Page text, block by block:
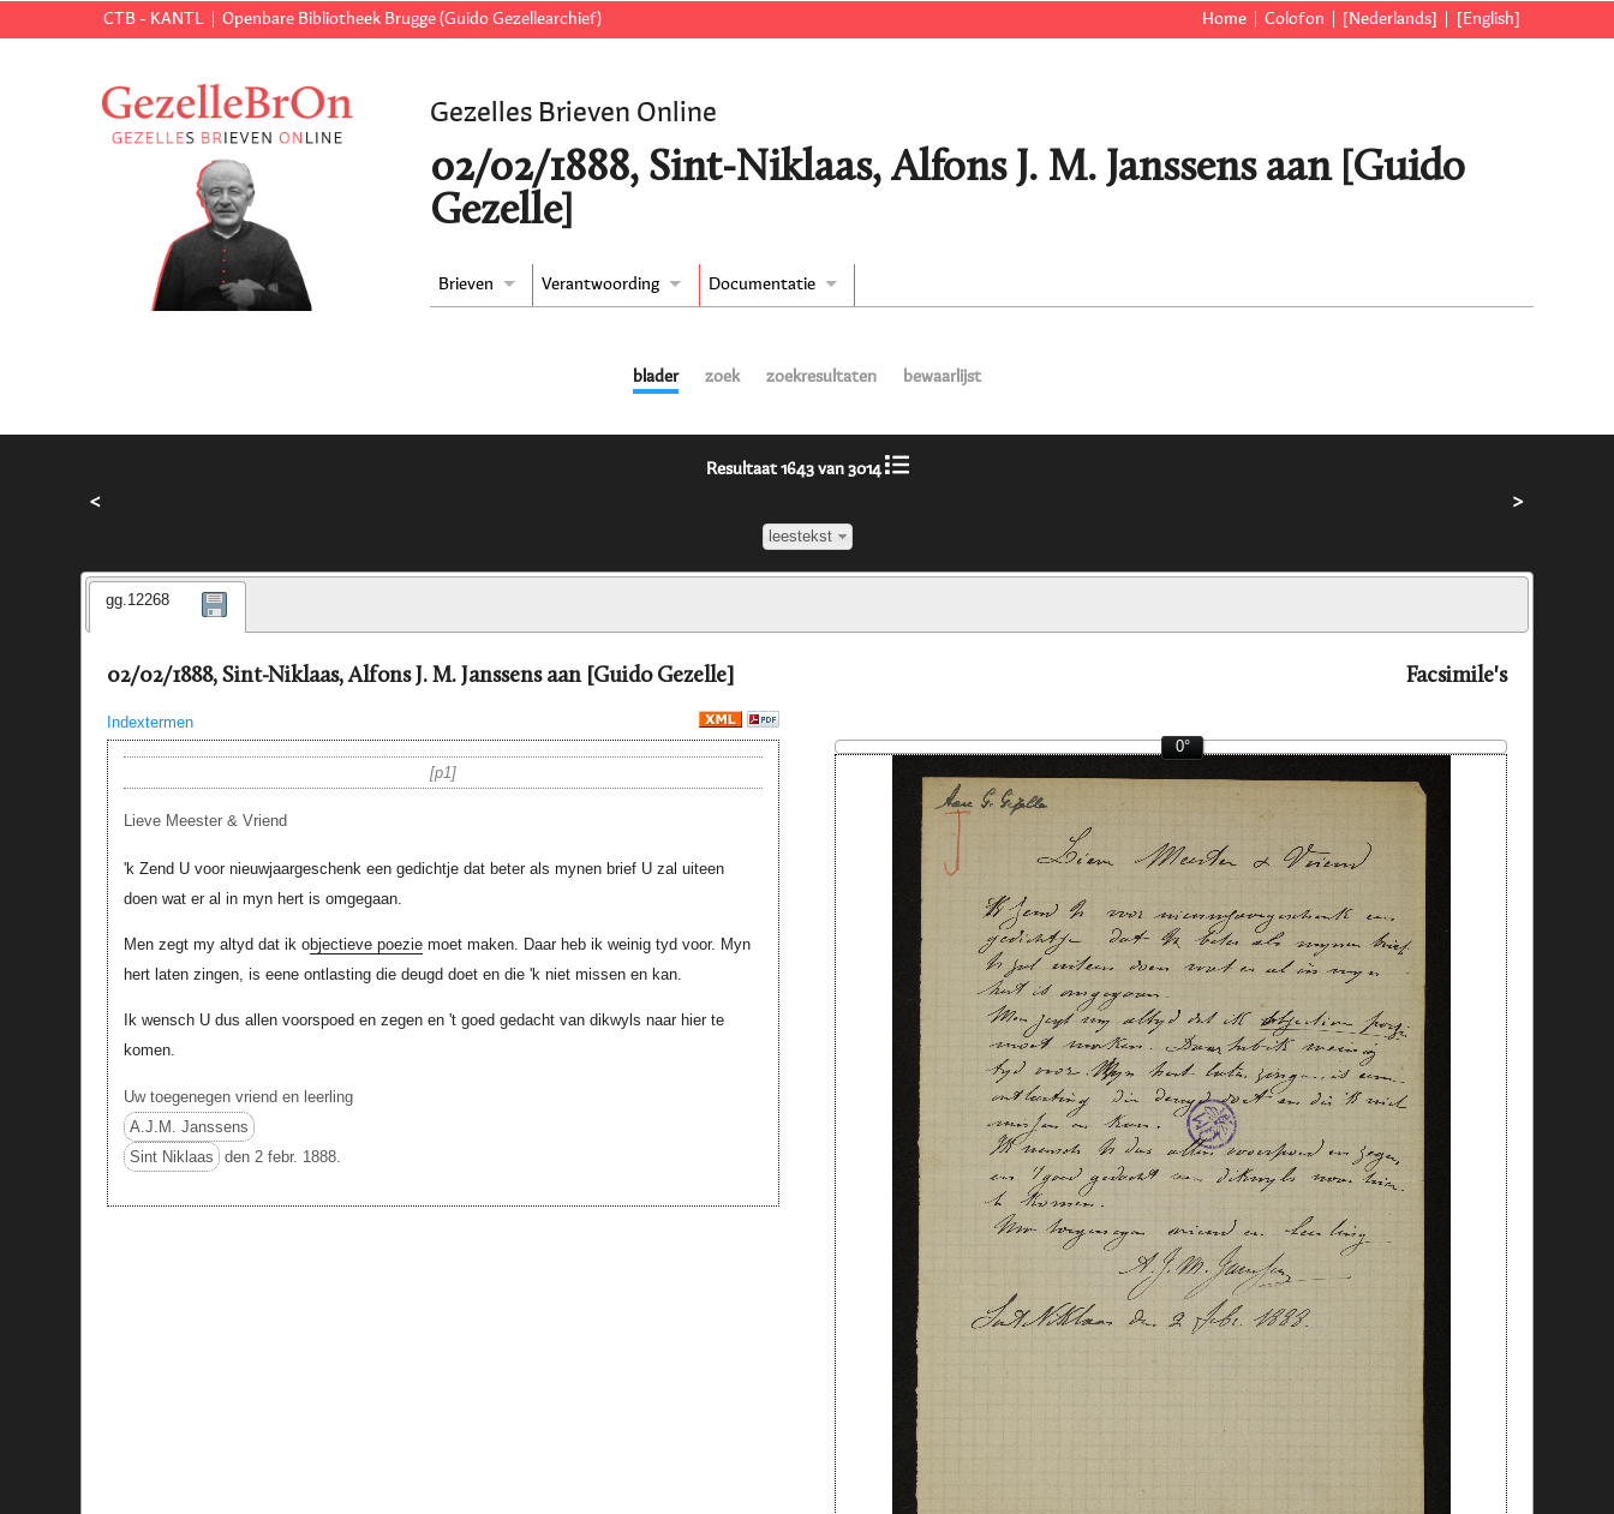
CTB - KANTL Openbare Bibliotheek Brugge (Guido Gezellearchief) Home Colofon [Nederlands] [English]
Gezelles Brieven Online
02/02/1888, Sint-Niklaas, Alfons J. M. Janssens aan [Guido
Gezelle]
Brieven Verantwoording Documentatie
blader zoek zoekresultaten bewaarlijst
<
Resultaat 1643 van 3014
leestekst
>
gg.12268
02/02/1888, Sint-Niklaas, Alfons J. M. Janssens aan [Guido Gezelle]
Indextermen
Facsimile's
p1
Lieve Meester & Vriend
'k Zend U voor nieuwjaargeschenk een gedichtje dat beter als mynen brief U zal uiteen
doen wat er al in myn hert is omgegaan.
Men zegt my altyd dat ik objectieve poeziemoet maken. Daar heb ik weinig tyd voor. Myn
hert laten zingen, is eene ontlasting die deugd doet en die 'k niet missen en kan.
Ik wensch U dus allen voorspoed en zegen en 't goed gedacht van dikwyls naar hier te
komen.
Uw toegenegen vriend en leerling
A.J.M. Janssens
Sint Niklaas den 2 febr. 1888.
0°